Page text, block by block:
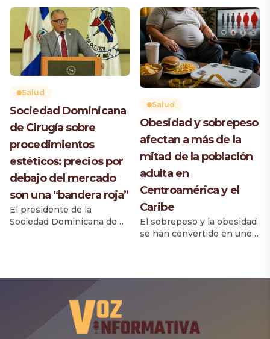
paciente con fractura de
columna por trauma
comienza desde el
momento en que ocurre el
accidente y no cuando
ingresa al quirófano, por lo
que una atención
prehospitalaria adecuada,
la rápida derivación a
centros especializados son
determinantes para
preservar la función […]
generación de vacunas
utilizando inteligencia
artificial (IA), un avance que
podría cambiar la forma en
que la ciencia responde
ante futuras pandemias al
permitir diseñar
inmunizaciones antes de
que aparezcan nuevas
científico creó un
componente clave de la
vacuna, un antígeno
diseñado […]
Salud
Sociedad Dominicana
de Cirugía sobre
procedimientos
estéticos: precios por
debajo del mercado
son una “bandera roja”
El presidente de la
Sociedad Dominicana de
establecimientos que
ofrecen procedimientos
estéticos a precios muy
Salud
Obesidad y sobrepeso
afectan a más de la
mitad de la población
adulta en
Centroamérica y el
Caribe
El sobrepeso y la obesidad
se han convertido en uno
Dominicana, donde más de
aumento del riesgo de